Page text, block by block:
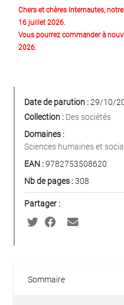
Chers et chères Internautes,
16 juillet 2026.
Vous pourrez commander à
2026.
Date de parution :29/10/
Collection : Des sociétés
Domaines :
Sciences humaines et
EAN :9782753508620
Nb de pages :308
Partager :
Sommaire